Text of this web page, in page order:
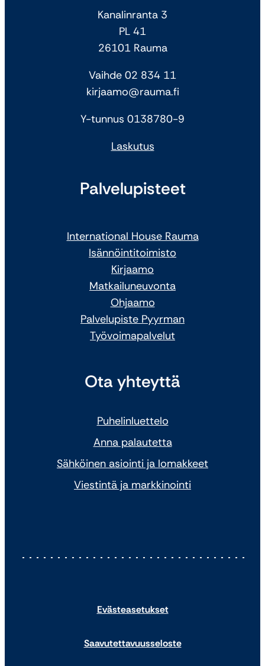
Kanalinranta 3
PL 41
26101 Rauma
Vaihde 02 834 11
kirjaamo@rauma.fi
Y-tunnus 0138780-9
Laskutus
Palvelupisteet
International House Rauma
Isännöintitoimisto
Kirjaamo
Matkailuneuvonta
Ohjaamo
Palvelupiste Pyyrman
Työvoimapalvelut
Ota yhteyttä
Puhelinluettelo
Anna palautetta
Sähköinen asiointi ja lomakkeet
Viestintä ja markkinointi
Evästeasetukset
Saavutettavuusseloste